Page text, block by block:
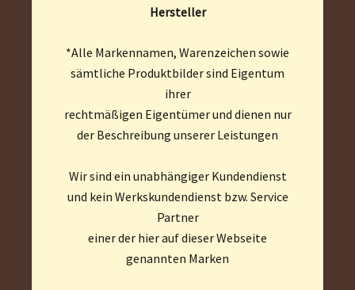
Hersteller
*Alle Markennamen, Warenzeichen sowie
sämtliche Produktbilder sind Eigentum
ihrer
rechtmäßigen Eigentümer und dienen nur
der Beschreibung unserer Leistungen
Wir sind ein unabhängiger Kundendienst
und kein Werkskundendienst bzw. Service
Partner
einer der hier auf dieser Webseite
genannten Marken